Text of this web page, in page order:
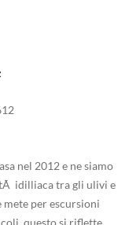
nel 2012 e ne siamo
idilliaca tra gli ulivi e
per escursioni